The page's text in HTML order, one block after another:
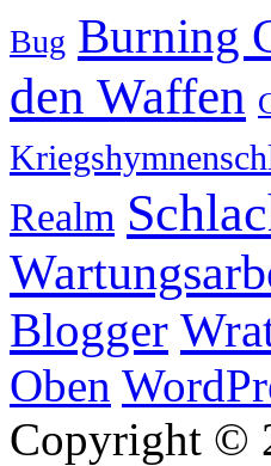
Bug Burning
den Waffen
Realm
Blogger
Oben
Copyright ©